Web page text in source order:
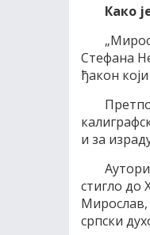
Како
Стефана
ђакон
и за
стигло до
Мирослав,
српски